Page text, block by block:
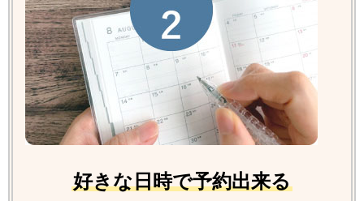
好きな日時で予約出来る